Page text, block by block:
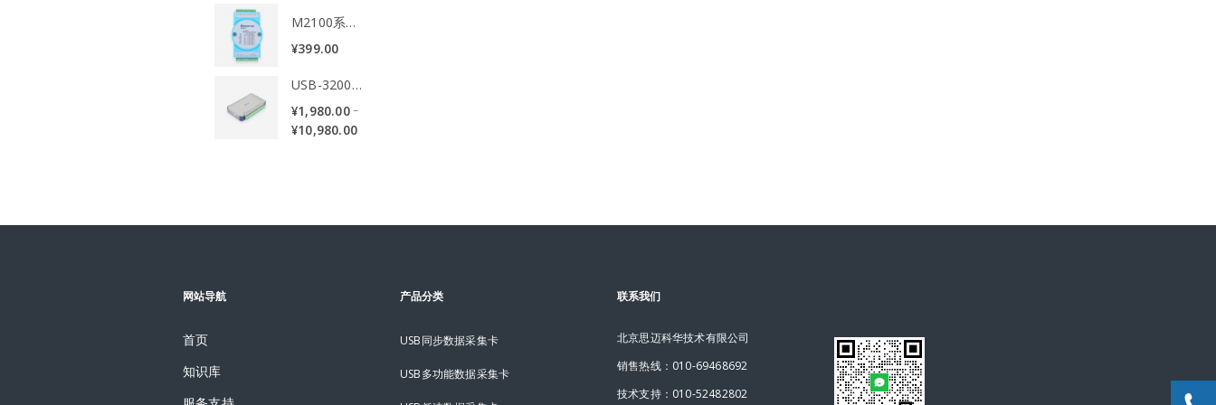
M2100系列温度采集远程IO模块
¥399.00
USB-3200系列多功能数据采集卡
¥1,980.00–
¥10,980.00
网站导航
首页
知识库
产品分类
USB同步数据采集卡
USB多功能数据采集卡
联系我们
北京思迈科华技术有限公司
销售热线：010-69468692
技术支持：010-52482802